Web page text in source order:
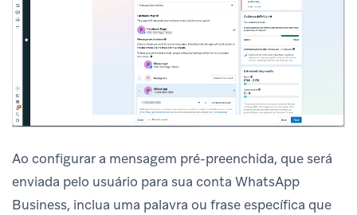
Ao configurar a mensagem pré-preenchida, que será
enviada pelo usuário para sua conta WhatsApp
Business, inclua uma palavra ou frase específica que